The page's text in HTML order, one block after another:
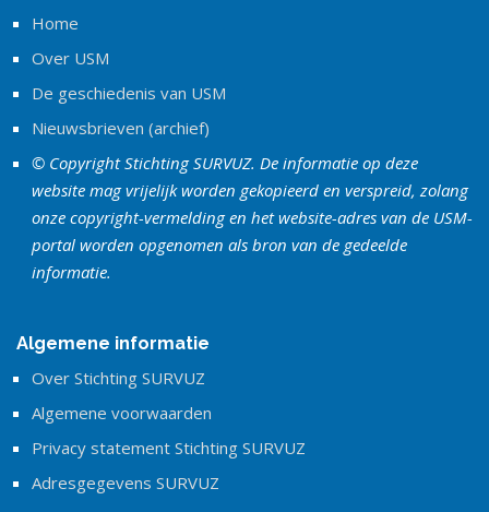
Home
Over USM
De geschiedenis van USM
Nieuwsbrieven (archief)
© Copyright Stichting SURVUZ. De informatie op deze
website mag vrijelijk worden gekopieerd en verspreid, zolang
onze copyright-vermelding en het website-adres van de USM-
portal worden opgenomen als bron van de gedeelde
informatie.
Algemene informatie
Over Stichting SURVUZ
Algemene voorwaarden
Privacy statement Stichting SURVUZ
Adresgegevens SURVUZ